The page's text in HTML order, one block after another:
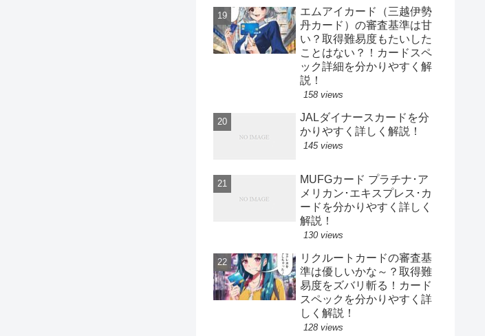
エムアイカード（三越伊勢
丹カード）の審査基準は甘
い？取得難易度もたいした
ことはない？！カードスペ
ック詳細を分かりやすく解
説！
158 views
JALダイナースカードを分
かりやすく詳しく解説！
145 views
MUFGカード プラチナ･ア
メリカン･エキスプレス･カ
ードを分かりやすく詳しく
解説！
130 views
リクルートカードの審査基
準は優しいかな～？取得難
易度をズバリ斬る！カード
スペックを分かりやすく詳
しく解説！
128 views